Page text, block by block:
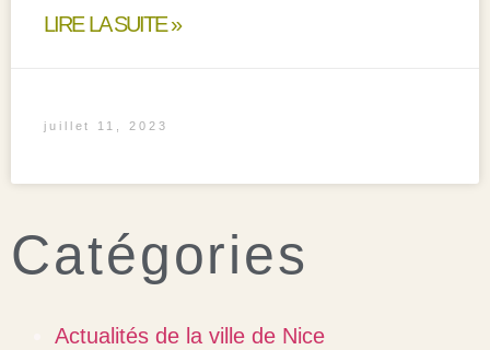
LIRE LA SUITE »
juillet 11, 2023
Catégories
Actualités de la ville de Nice